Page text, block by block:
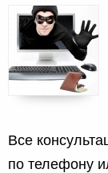
Все
по телефону